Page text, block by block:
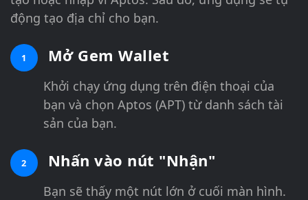
động tạo địa chỉ cho bạn.
1 Mở Gem Wallet
Khởi chạy ứng dụng trên điện thoại của
bạn và chọn Aptos (APT) từ danh sách tài
sản của bạn.
2 Nhấn vào nút "Nhận"
Bạn sẽ thấy một nút lớn ở cuối màn hình.